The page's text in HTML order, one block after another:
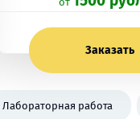
Заказать
Лабораторная работа